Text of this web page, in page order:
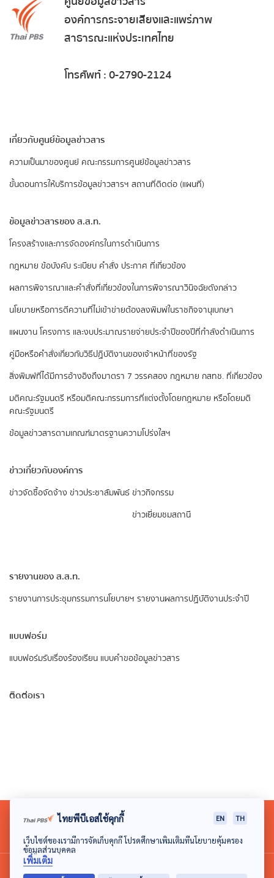
องค์การกระจายเสียงและแพร่ภาพ
สาธารณะแห่งประเทศไทย
โทรศัพท์ : 0-2790-2124
เกี่ยวกับศูนย์ข้อมูลข่าวสาร
ความเป็นมาของศูนย์ คณะกรรมการศูนย์ข้อมูลข่าวสาร
ขั้นตอนการให้บริการข้อมูลข่าวสารฯ สถานที่ติดต่อ (แผนที่)
ข้อมูลข่าวสารของ ส.ส.ท.
​โครงสร้างและการจัดองค์กรในการดำเนินการ
กฎหมาย ข้อบังคับ ระเบียบ คำสั่ง ประกาศ ที่เกี่ยวข้อง
ผลการพิจารณาและคำสั่งที่เกี่ยวข้องในการพิจารณาวินิจฉัยดังกล่าว
นโยบายหรือการตีความที่ไม่เข้าข่ายต้องลงพิมพ์ในราชกิจจานุเบกษา
แผนงาน โครงการ และงบประมาณรายจ่ายประจำปีของปีที่กำลังดำเนินการ
คู่มือหรือคำสั่งเกี่ยวกับวิธีปฏิบัติงานของเจ้าหน้าที่ของรัฐ
สิ่งพิมพ์ที่ได้มีการอ้างอิงถึงมาตรา 7 วรรคสอง กฎหมาย กสทช. ที่เกี่ยวข้อง
มติคณะรัฐมนตรี หรือมติคณะกรรมการที่แต่งตั้งโดยกฎหมาย หรือโดยมติ
คณะรัฐมนตรี
ข้อมูลข่าวสารตามเกณฑ์มาตรฐานความโปร่งใสฯ
ข่าวเกี่ยวกับองค์การ
ข่าวจัดซื้อจัดจ้าง ข่าวประชาสัมพันธ์ ข่าวกิจกรรม
ข่าวเยี่ยมชมสถานี
รายงานของ ส.ส.ท.
รายงานการประชุมกรรมการนโยบายฯ รายงานผลการปฏิบัติงานประจำปี
แบบฟอร์ม
แบบฟอร์มรับเรื่องร้องเรียน แบบคำขอข้อมูลข่าวสาร
ติดต่อเรา
© 2018 องค์การกระจายเสียงและแพร่ภาพสาธารณะแห่ง
ไทยพีบีเอสใช้คุกกี้ EN TH
เว็บไซต์ของเรามีการจัดเก็บคุกกี้ โปรดศึกษาเพิ่มเติมที่นโยบายคุ้มครอง
ข้อมูลส่วนบุคคล
เพิ่มเติม